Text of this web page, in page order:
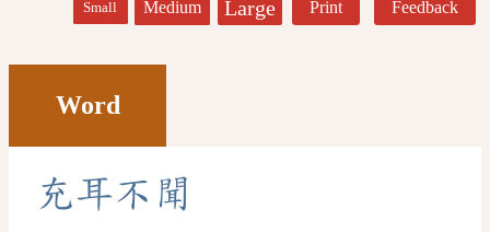
Small Medium Large Print Feedback
Word
充耳不 聞